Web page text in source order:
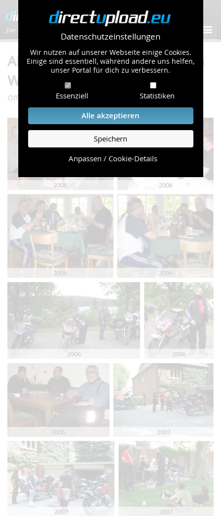
Datenschutzeinstellungen
Wir nutzen auf unserer Webseite einige Cookies.
Einige sind essentiell, während andere uns helfen,
unser Portal für dich zu verbessern.
Essenziell Statistiken
Alle akzeptieren
Speichern
Anpassen / Cookie-Details
„Der schnellste Bilder-Hoster im Web!”
Album "Sauerland-Touren" von
WOK (79 Bilder)
Öffentliche Galerie/Sport & Freizeit Sauerland-Touren
2006 2006
2006 2006
2006 2006
2006 2007
2007 2007